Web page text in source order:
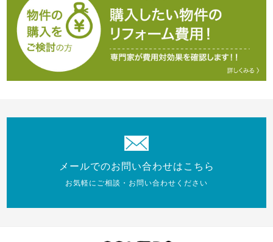
メールでのお問い合わせはこちら
お気軽にご相談・お問い合わせください